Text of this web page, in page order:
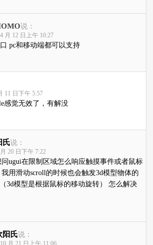
说：
月 12 日上午 10:27
pc和移动端都可以支持
11 日下午 5:57
感觉无效了，有解没
氏说：
20 日下午 7:22
ugui在限制区域怎么响应触摸事件或者鼠标
用滑动scroll的时候也会触发3d模型物体的
3d模型是根据鼠标的移动旋转） 怎么解决
阳氏说：
月 21 日上午 11:06